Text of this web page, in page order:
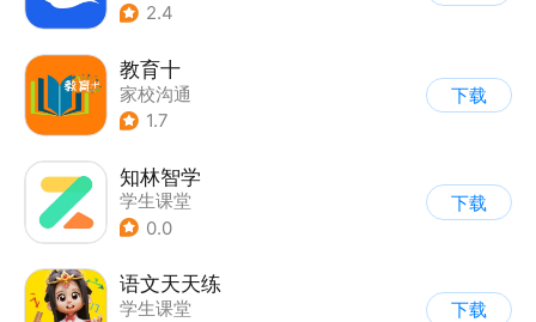
2.4
教育十
家校沟通
1.7
下载
知林智学
学生课堂
0.0
下载
语文天天练
学生课堂
下载